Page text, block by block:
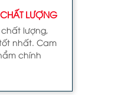
LƯỢNG
lượng,
nhất. Cam
chính